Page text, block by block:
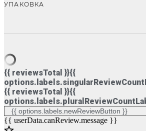
УПАКОВКА
{{ reviewsTotal }}{{
{{ reviewsTotal }}{{
{{ options.labels.newReviewButton }}
{{ userData.canReview.message }}